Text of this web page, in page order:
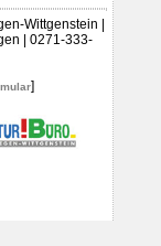
Wittgenstein |
| 0271-333-
]